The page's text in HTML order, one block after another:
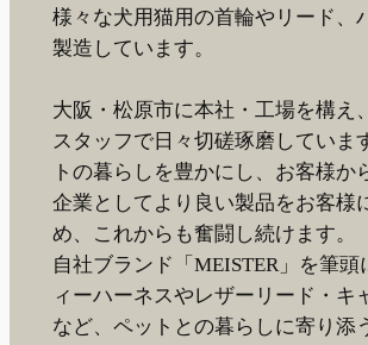
様々な犬用猫用の首輪やリード、
製造しています。
大阪・松原市に本社・工場を構え
スタッフで日々切磋琢磨していま
トの暮らしを豊かにし、お客様か
企業としてより良い製品をお客様
め、これからも奮闘し続けます。
自社ブランド「MEISTER」を筆頭
ィーハーネスやレザーリード・キ
など、ペットとの暮らしに寄り添